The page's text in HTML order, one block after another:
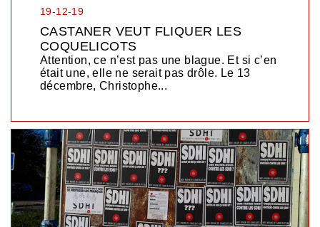
19-12-19
CASTANER VEUT FLIQUER LES
COQUELICOTS
Attention, ce n’est pas une blague. Et si c’en
était une, elle ne serait pas drôle. Le 13
décembre, Christophe...